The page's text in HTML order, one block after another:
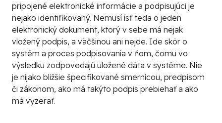
pripojené elektronické informácie a podpisujúci je
nejako identifikovaný. Nemusí ísť teda o jeden
elektronický dokument, ktorý v sebe má nejak
vložený podpis, a väčšinou ani nejde. Ide skôr o
systém a proces podpisovania v ňom, čomu vo
výsledku zodpovedajú uložené dáta v systéme. Nie
je nijako bližšie špecifikované smernicou, predpisom
či zákonom, ako má takýto podpis prebiehať a ako
má vyzerať.